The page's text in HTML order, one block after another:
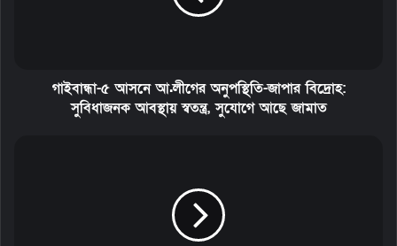
গাইবান্ধা-৫ আসনে আ.লীগের অনুপস্থিতি-জাপার বিদ্রোহ:
সুবিধাজনক আবস্থায় স্বতন্ত্র, সুযোগে আছে জামাত